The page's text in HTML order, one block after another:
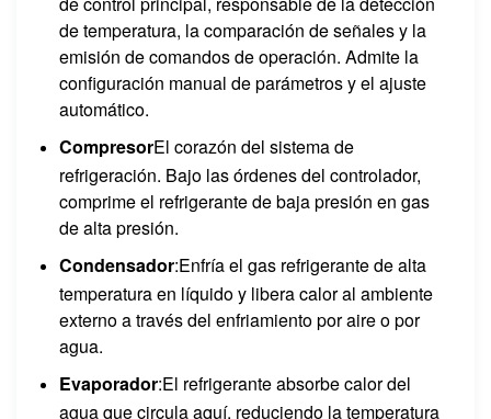
de temperatura, la comparación de señales y la
emisión de comandos de operación. Admite la
configuración manual de parámetros y el ajuste
automático.
CompresorEl corazón del sistema de
refrigeración. Bajo las órdenes del controlador,
comprime el refrigerante de baja presión en gas
de alta presión.
Condensador:Enfría el gas refrigerante de alta
temperatura en líquido y libera calor al ambiente
externo a través del enfriamiento por aire o por
agua.
Evaporador:El refrigerante absorbe calor del
agua que circula aquí, reduciendo la temperatura